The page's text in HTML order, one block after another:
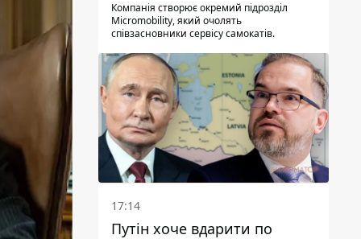
Компанія створює окремий підрозділ
Micromobility, який очолять
співзасновники сервісу самокатів.
17:14
Путін хоче вдарити по